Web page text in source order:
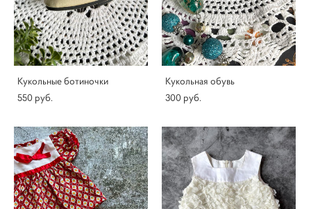
Кукольные ботиночки
550 pуб.
Кукольная обувь
300 pуб.